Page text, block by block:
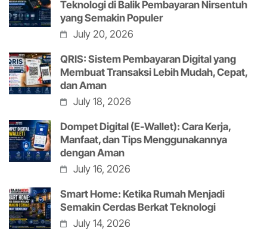
Teknologi di Balik Pembayaran Nirsentuh
yang Semakin Populer
July 20, 2026
QRIS: Sistem Pembayaran Digital yang
Membuat Transaksi Lebih Mudah, Cepat,
dan Aman
July 18, 2026
Dompet Digital (E-Wallet): Cara Kerja,
Manfaat, dan Tips Menggunakannya
dengan Aman
July 16, 2026
Smart Home: Ketika Rumah Menjadi
Semakin Cerdas Berkat Teknologi
July 14, 2026